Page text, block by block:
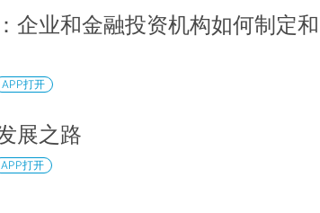
企业和金融投资机构如何制定和
APP打开
展之路
APP打开